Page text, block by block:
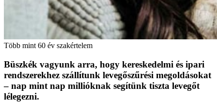
Több mint 60 év szakértelem
Büszkék vagyunk arra, hogy kereskedelmi és ipari
rendszerekhez szállítunk levegőszűrési megoldásokat
– nap mint nap millióknak segítünk tiszta levegőt
lélegezni.